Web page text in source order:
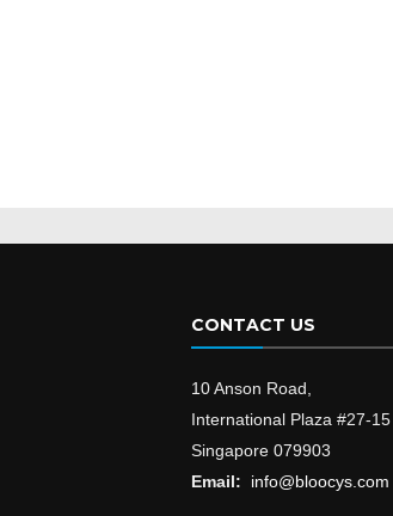
CONTACT US
10 Anson Road,
International Plaza #27-15
Singapore 079903
Email:
info@bloocys.com